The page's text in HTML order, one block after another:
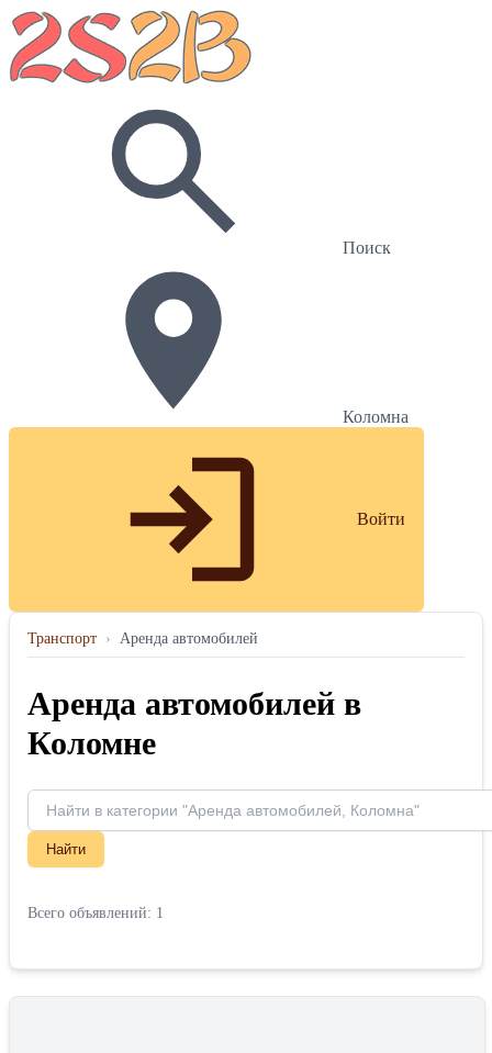
Поиск
Коломна
Войти
Транспорт › Аренда автомобилей
Аренда автомобилей в
Коломне
Найти
Всего объявлений: 1